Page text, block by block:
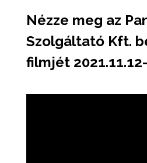
Nézze meg az
Szolgáltató Kft.
filmjét